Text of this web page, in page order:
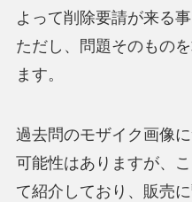
よって削除要請が来る
ただし、問題そのもの
ます。
過去問のモザイク画像
可能性はありますが、
て紹介しており、販売